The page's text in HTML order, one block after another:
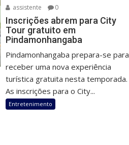
assistente
0
Inscrições abrem para City
Tour gratuito em
Pindamonhangaba
Pindamonhangaba prepara-se para
receber uma nova experiência
turística gratuita nesta temporada.
As inscrições para o City...
Entretenimento